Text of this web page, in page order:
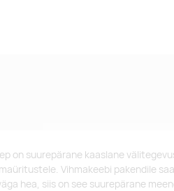
on suurepärane kaaslane
Vihmakeebi pakendile
hea, siis on see suurepärane